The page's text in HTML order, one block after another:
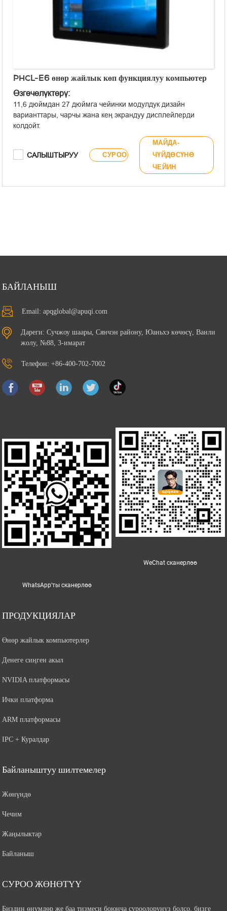
PHCL-E6 өнөр жайлык көп функциялуу компьютер
Өзгөчөлүктөрү:
11,6 дюймдан 27 дюймга чейинки модулдук дизайн
варианттары, чарчы жана кең экрандуу дисплейлерди
колдойт.
Он чекиттүү сыйымдуулуктагы сенсордук экран.
Алдыңкы панели IP65 стандарттарына ылайык иштелип
чыккан толугу менен пластиктен жасалган ортоңку алкак.
Күчтүү иштөө үчүн Intel® 11th-U мобилдик
Өркүндөтүлгөн функциялар үчүн APQ aDoor модулунун
колдойт.
раковинасы бар желдеткичсиз дизайн.
Көп функциялуу орнотуу үчүн камтылган/VESA орнотуу
параметрлери.
12 ~ 28V DC булагы менен иштейт, ишенимдүү жана
САЛЫШТЫРУУ СУРОО
МАЙДА-
ЧҮЙДӨСҮНӨ
ЧЕЙИН
БАЙЛАНЫШ
Email: apqglobal@apuqi.com
Дареги: Сучжоу шаары, Сянчэн району, Юаньхэ көчөсү, Ванли
жолу, №88, 3-имарат
Телефон: +86-400-702-7002
WhatsApp'ты сканерлөө
WeChat сканерлөө
ПРОДУКЦИЯЛАР
Өнөр жайлык компьютерлер
Денеге сиңген акыл
NVIDIA платформасы
Ички платформа
ARM платформасы
IPC + Куралдар
Байланыштуу шилтемелер
Жөнүндө
Чечим
Жаңылыктар
Байланыш
СУРОО ЖӨНӨТҮҮ
Биздин өнүмдөр же баа тизмеси боюнча суроолоруңуз болсо, бизге